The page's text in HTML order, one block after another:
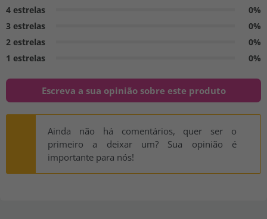
4 estrelas
0%
3 estrelas
0%
2 estrelas
0%
1 estrelas
0%
Escreva a sua opinião sobre este produto
Ainda não há comentários, quer ser o
primeiro a deixar um? Sua opinião é
importante para nós!